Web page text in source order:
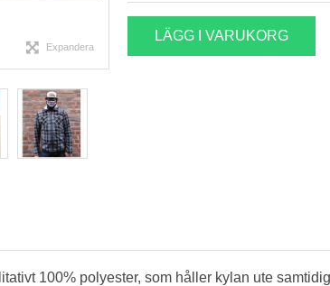
Expandera
LÄGG I VARUKORG
100% polyester, som håller kylan ute